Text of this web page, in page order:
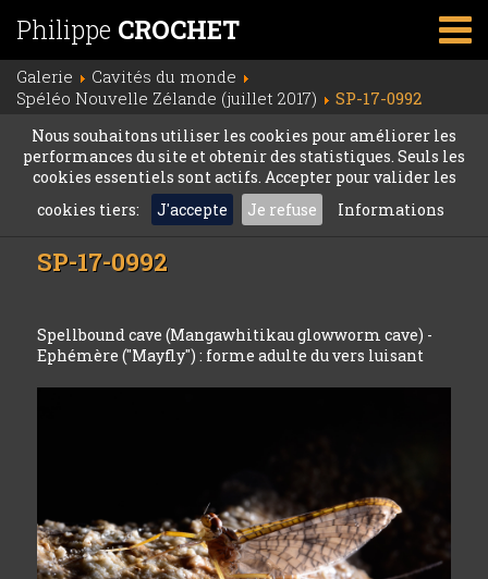
Philippe CROCHET
Galerie
Cavités du monde
Spéléo Nouvelle Zélande (juillet 2017)
SP-17-0992
Nous souhaitons utiliser les cookies pour améliorer les
performances du site et obtenir des statistiques. Seuls les
cookies essentiels sont actifs. Accepter pour valider les
cookies tiers:
J'accepte Je refuse Informations
SP-17-0992
Spellbound cave (Mangawhitikau glowworm cave) -
Ephémère ("Mayfly") : forme adulte du vers luisant